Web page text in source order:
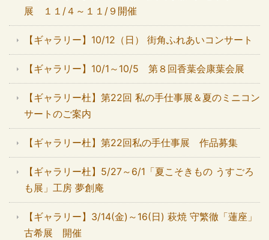
展 １１/４～１１/９開催
【ギャラリー】10/12（日） 街角ふれあいコンサート
【ギャラリー】10/1～10/5 第８回香葉会康葉会展
【ギャラリー杜】第22回 私の手仕事展＆夏のミニコン
サートのご案内
【ギャラリー杜】第22回私の手仕事展 作品募集
【ギャラリー杜】5/27～6/1「夏こそきもの うすごろ
も展」工房 夢創庵
【ギャラリー】3/14(金)～16(日) 萩焼 守繁徹「蓮座」
古希展 開催